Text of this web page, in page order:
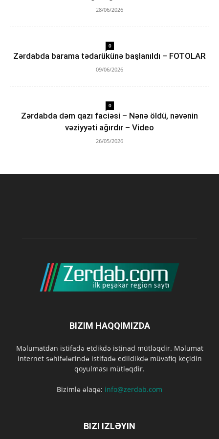
28/06/2026
0
Zərdabda barama tədarükünə başlanıldı – FOTOLAR
09/06/2026
0
Zərdabda dəm qazı faciəsi – Nənə öldü, nəvənin
vəziyyəti ağırdır – Video
26/05/2026
BIZIM HAQQIMIZDA
Məlumatdan istifadə etdikdə istinad mütləqdir. Məlumat
internet səhifələrində istifadə edildikdə müvafiq keçidin
qoyulması mütləqdir.
Bizimlə əlaqə: info@zerdab.com
BIZI IZLƏYIN